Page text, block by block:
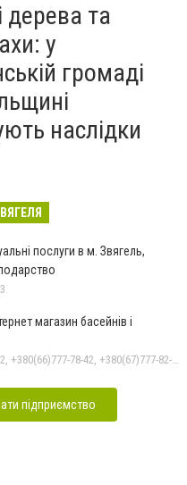
дерева та
у
громаді
наслідки
послуги в м. Звягель,
магазин басейнів і
+380(44)502-01-02, +380(66)777-78-42, +380(67)777-82-19, +380(67)890-80-80, +380(73)890-80-80, +380(44)502-01-03
підприємство